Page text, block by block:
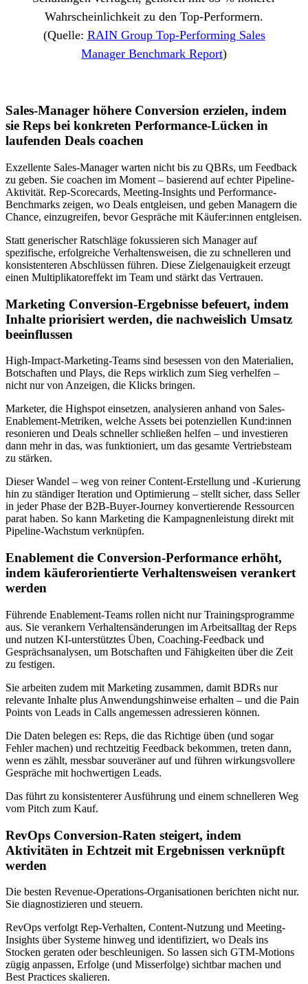
Wahrscheinlichkeit zu den Top-Performern.
(Quelle: RAIN Group Top-Performing Sales
Manager Benchmark Report)
Sales-Manager höhere Conversion erzielen, indem
sie Reps bei konkreten Performance-Lücken in
laufenden Deals coachen
Exzellente Sales-Manager warten nicht bis zu QBRs, um Feedback
zu geben. Sie coachen im Moment – basierend auf echter Pipeline-
Aktivität. Rep-Scorecards, Meeting-Insights und Performance-
Benchmarks zeigen, wo Deals entgleisen, und geben Managern die
Chance, einzugreifen, bevor Gespräche mit Käufer:innen entgleisen.
Statt generischer Ratschläge fokussieren sich Manager auf
spezifische, erfolgreiche Verhaltensweisen, die zu schnelleren und
konsistenteren Abschlüssen führen. Diese Zielgenauigkeit erzeugt
einen Multiplikatoreffekt im Team und stärkt das Vertrauen.
Marketing Conversion-Ergebnisse befeuert, indem
Inhalte priorisiert werden, die nachweislich Umsatz
beeinflussen
High-Impact-Marketing-Teams sind besessen von den Materialien,
Botschaften und Plays, die Reps wirklich zum Sieg verhelfen –
nicht nur von Anzeigen, die Klicks bringen.
Marketer, die Highspot einsetzen, analysieren anhand von Sales-
Enablement-Metriken, welche Assets bei potenziellen Kund:innen
resonieren und Deals schneller schließen helfen – und investieren
dann mehr in das, was funktioniert, um das gesamte Vertriebsteam
zu stärken.
Dieser Wandel – weg von reiner Content-Erstellung und -Kurierung
hin zu ständiger Iteration und Optimierung – stellt sicher, dass Seller
in jeder Phase der B2B-Buyer-Journey konvertierende Ressourcen
parat haben. So kann Marketing die Kampagnenleistung direkt mit
Pipeline-Wachstum verknüpfen.
Enablement die Conversion-Performance erhöht,
indem käuferorientierte Verhaltensweisen verankert
werden
Führende Enablement-Teams rollen nicht nur Trainingsprogramme
aus. Sie verankern Verhaltensänderungen im Arbeitsalltag der Reps
und nutzen KI-unterstütztes Üben, Coaching-Feedback und
Gesprächsanalysen, um Botschaften und Fähigkeiten über die Zeit
zu festigen.
Sie arbeiten zudem mit Marketing zusammen, damit BDRs nur
relevante Inhalte plus Anwendungshinweise erhalten – und die Pain
Points von Leads in Calls angemessen adressieren können.
Die Daten belegen es: Reps, die das Richtige üben (und sogar
Fehler machen) und rechtzeitig Feedback bekommen, treten dann,
wenn es zählt, messbar souveräner auf und führen wirkungsvollere
Gespräche mit hochwertigen Leads.
Das führt zu konsistenterer Ausführung und einem schnelleren Weg
vom Pitch zum Kauf.
RevOps Conversion-Raten steigert, indem
Aktivitäten in Echtzeit mit Ergebnissen verknüpft
werden
Die besten Revenue-Operations-Organisationen berichten nicht nur.
Sie diagnostizieren und steuern.
RevOps verfolgt Rep-Verhalten, Content-Nutzung und Meeting-
Insights über Systeme hinweg und identifiziert, wo Deals ins
Stocken geraten oder beschleunigen. So lassen sich GTM-Motions
zügig anpassen, Erfolge (und Misserfolge) sichtbar machen und
Best Practices skalieren.